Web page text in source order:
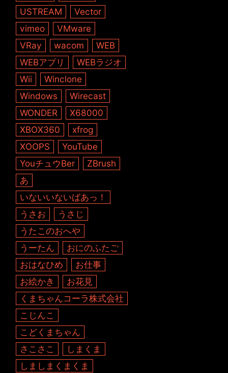
USTREAM
Vector
vimeo
VMware
VRay
wacom
WEB
WEBアプリ
WEBラジオ
Wii
Winclone
Windows
Wirecast
WONDER
X68000
XBOX360
xfrog
XOOPS
YouTube
YouチュウBer
ZBrush
あ
いないいないばあっ！
うさお
うさじ
うたこのおへや
うーたん
おにのふたご
おはなひめ
お仕事
お絵かき
お花見
くまちゃんコーラ株式会社
こじんこ
こどくまちゃん
さこさこ
しまくま
しましまくまくま